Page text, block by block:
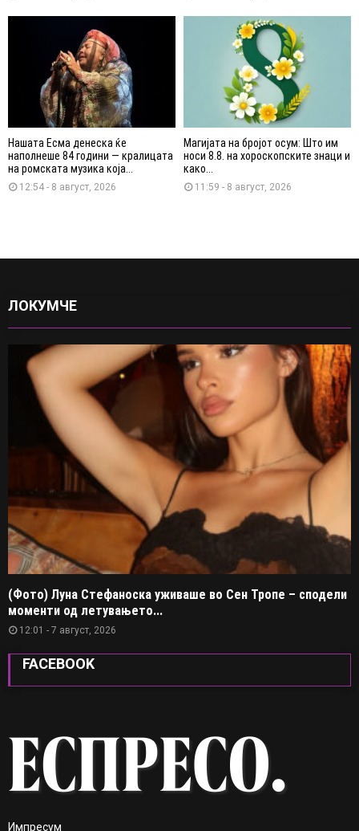
Нашата Есма денеска ќе
наполнеше 84 години — кралицата
на ромската музика која...
12:54 - 8 август, 2026
Магијата на бројот осум: Што им
носи 8.8. на хороскопските знаци и
како...
11:59 - 8 август, 2026
ЛОКУМЧЕ
(Фото) Луна Стефаноска уживаше во Сен Тропе – сподели
моменти од летувањето...
12:01 - 7 август, 2026
FACEBOOK
Импресум